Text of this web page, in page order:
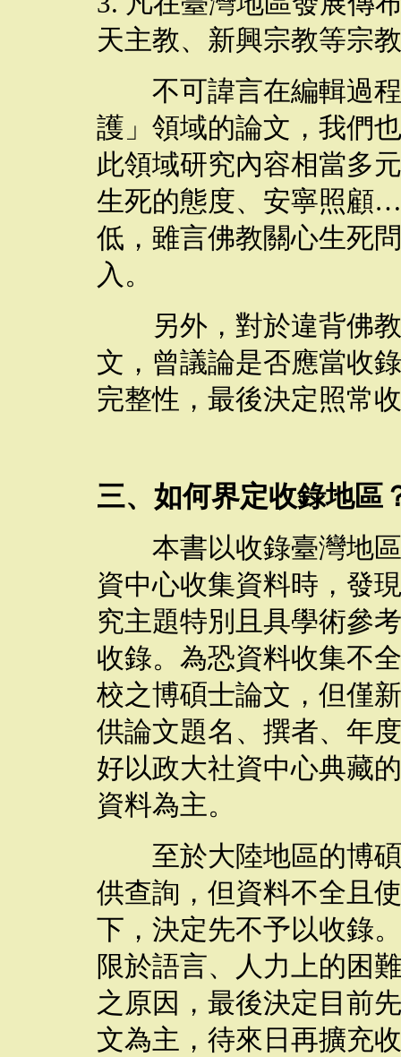
天主教、新興宗教等宗
不可諱言在編輯過程
護」領域的論文，我們
此領域研究內容相當多
生死的態度、安寧照顧
低，雖言佛教關心生死
入。
另外，對於違背佛教
文，曾議論是否應當收
完整性，最後決定照常
三、如何界定收錄地區
本書以收錄臺灣地區
資中心收集資料時，發
究主題特別且具學術參
收錄。為恐資料收集不
校之博碩士論文，但僅
供論文題名、撰者、年
好以政大社資中心典藏
資料為主。
至於大陸地區的博碩
供查詢，但資料不全且
下，決定先不予以收錄
限於語言、人力上的困
之原因，最後決定目前
文為主，待來日再擴充